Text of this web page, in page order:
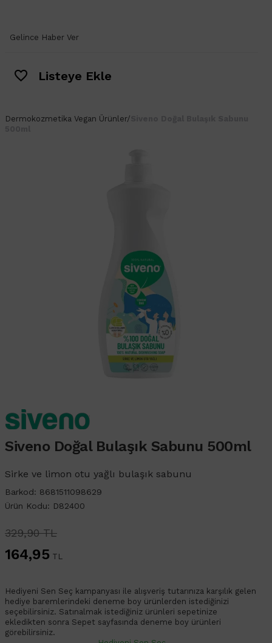
Gelince Haber Ver
Listeye Ekle
Dermokozmetika Vegan Ürünler/
Siveno Doğal Bulaşık Sabunu 500ml
Sirke ve limon otu yağlı bulaşık sabunu
Barkod: 8681511098629
Ürün Kodu: D82400
329,90 TL
164,95 TL
Hediyeni Sen Seç kampanyası ile alışveriş tutarınıza karşılık gelen
hediye baremlerindeki deneme boy ürünlerden istediğinizi
seçebilirsiniz. Satınalmak istediğiniz ürünleri sepetinize
ekledikten sonra Sepet sayfasında deneme boy ürünleri
görebilirsiniz.